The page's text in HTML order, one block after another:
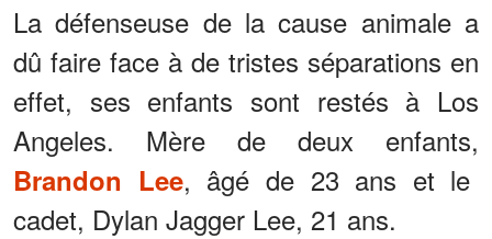
La défenseuse de la cause animale a
dû faire face à de tristes séparations en
effet, ses enfants sont restés à Los
Angeles. Mère de deux enfants,
Brandon Lee, âgé de 23 ans et le
cadet, Dylan Jagger Lee, 21 ans.